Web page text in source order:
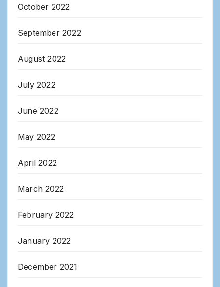
October 2022
September 2022
August 2022
July 2022
June 2022
May 2022
April 2022
March 2022
February 2022
January 2022
December 2021